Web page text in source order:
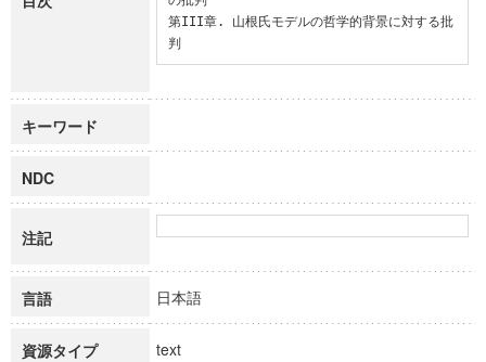
第III章. 山根氏モデルの哲学的背景に対する批
判
キーワード
NDC
注記
言語 日本語
資源タイプ text